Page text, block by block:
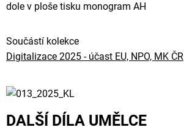
dole v ploše tisku monogram AH
Součástí kolekce
Digitalizace 2025 - účast EU, NPO, MK ČR
DALŠÍ DÍLA UMĚLCE